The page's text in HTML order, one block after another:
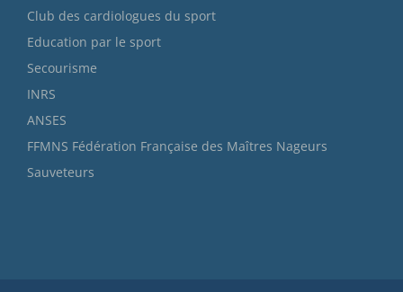
Club des cardiologues du sport
Education par le sport
Secourisme
INRS
ANSES
FFMNS Fédération Française des Maîtres Nageurs
Sauveteurs